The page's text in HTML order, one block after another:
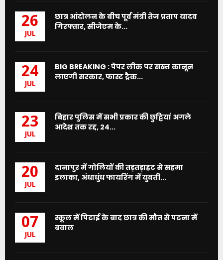
26
JUL
छात्र आंदोलन के बीच पूर्व मंत्री तेज प्रताप यादव
गिरफ्तार, सीजेएम के...
24
JUL
BIG BREAKING : पेपर लीक पर सख्त कानून
लाएगी सरकार, फास्ट ट्रैक...
23
JUL
बिहार पुलिस में सभी प्रकार की छुट्टियां अगले
आदेश तक रद्द, 24...
20
JUL
दानापुर में गोलियों की तड़तड़ाहट से सहमा
इलाका, अंधाधुंध फायरिंग में युवती...
07
JUL
स्कूल में पिटाई के बाद छात्र की मौत से पटना में
बवाल